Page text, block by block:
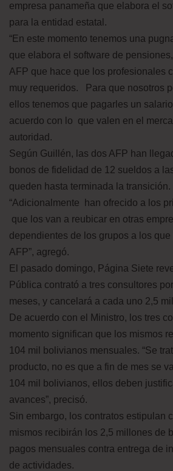
empresa panameña que elabora el
para la entidad estatal.
“En este momento tenemos una
que elabora el software de
AFP que hace que los profesionales
muy requeridos. Para que nosotros
ellos tenemos que pagarles un
acuerdo con lo que valen en el
autoridad.
Según Guillén, las dos AFP han
bonos de fidelidad de 12 sueldos a
queden hasta terminada la transición.
“Adicionalmente han ofrecido a los
que los van a reubicar en otras
dependientes de los grupos a los
AFP”, agregó.
El pasado domingo, Página Siete
Pública contrató a tres consultores
meses, y cancelará a cada uno 2,5
De acuerdo con el Ministro, los tres
momento significan que los mismos
104 mil bolivianos mensuales. “Se
producto, no es que a fin de mes se
104 mil bolivianos, ellos deben
avances”, precisó.
Sin embargo, los contratos estipulan
mismos recibirán los 2,5 millones de
pagos mensuales contra entrega de
de actividades.